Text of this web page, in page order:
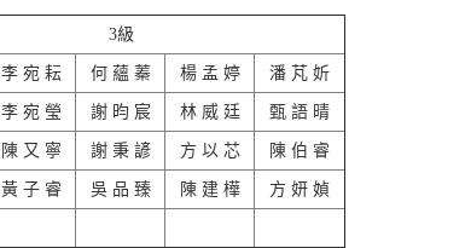
3級
李 宛 耘 何 蘊 蓁 楊 孟 婷 潘 芃 妡
李 宛 瑩 謝 昀 宸 林 威 廷 甄 語 晴
陳 又 寧 謝 秉 諺 方 以 芯 陳 伯 睿
黃 子 睿 吳 品 臻 陳 建 樺 方 妍 媜